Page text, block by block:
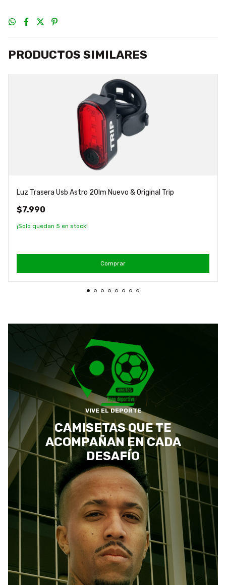
PRODUCTOS SIMILARES
Luz Trasera Usb Astro 20lm Nuevo & Original Trip
$7.990
¡Solo quedan 5 en stock!
Comprar
VIVE EL DEPORTE
CAMISETAS QUE TE
ACOMPAÑAN EN CADA
DESAFÍO